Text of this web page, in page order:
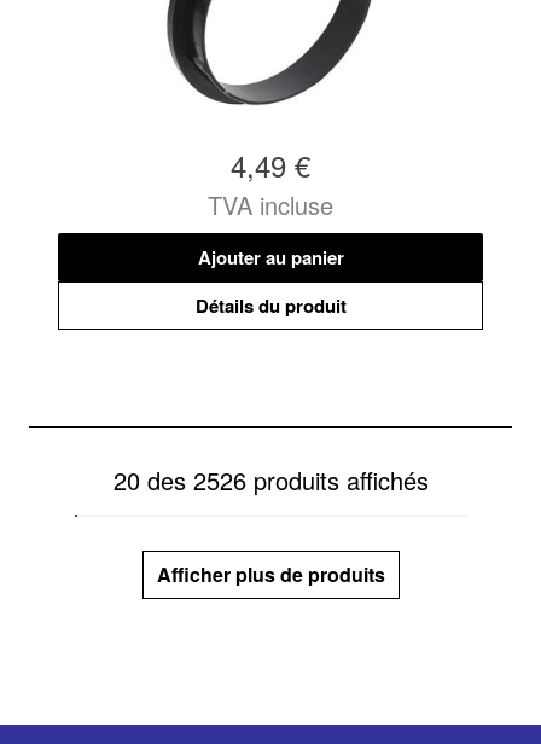
4,49 €
TVA incluse
Ajouter au panier
Détails du produit
20 des 2526 produits affichés
Afficher plus de produits